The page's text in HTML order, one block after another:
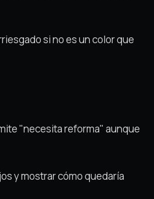
si no es un color que
"necesita reforma" aunque
y mostrar cómo quedaría